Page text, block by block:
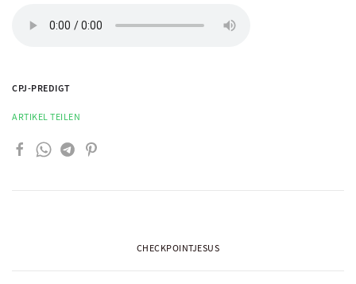
CPJ-PREDIGT
ARTIKEL TEILEN
CHECKPOINTJESUS